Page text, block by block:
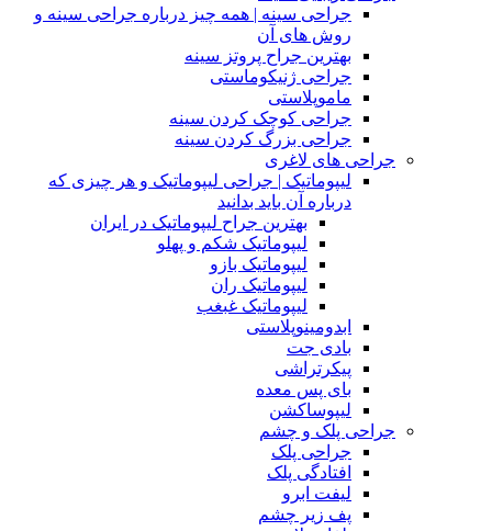
جراحی سینه | همه چیز درباره جراحی سینه و
روش های آن
بهترین جراح پروتز سینه
جراحی ژنیکوماستی
ماموپلاستی
جراحی کوچک کردن سینه
جراحی بزرگ کردن سینه
جراحی های لاغری
لیپوماتیک | جراحی لیپوماتیک و هر چیزی که
درباره آن باید بدانید
بهترین جراح لیپوماتیک در ایران
لیپوماتیک شکم و پهلو
لیپوماتیک بازو
لیپوماتیک ران
لیپوماتیک غبغب
ابدومینوپلاستی
بادی‌ جت
پیکرتراشی
بای پس معده
لیپوساکشن
جراحی پلک و چشم
جراحی پلک
افتادگی پلک
لیفت ابرو
پف زیر چشم